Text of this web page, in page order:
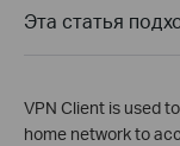
Эта статья
VPN Client is used
home network to